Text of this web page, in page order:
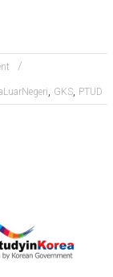
, GKS, PTUD